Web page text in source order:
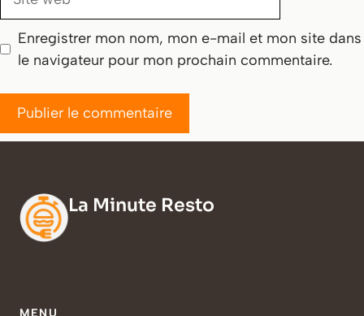
Enregistrer mon nom, mon e-mail et mon site dans
le navigateur pour mon prochain commentaire.
La Minute Resto
MENU